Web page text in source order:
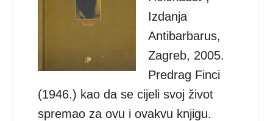
Izdanja
Antibarbarus,
Zagreb, 2005.
Predrag Finci
(1946.) kao da se cijeli svoj život
spremao za ovu i ovakvu knjigu.